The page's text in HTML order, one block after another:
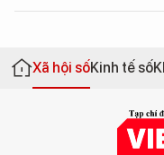
Xã hội sốKinh tế số